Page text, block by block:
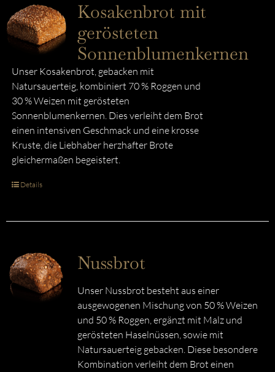
Kosakenbrot mit
gerösteten
Sonnenblumenkernen
Unser Kosakenbrot, gebacken mit
Natursauerteig, kombiniert 70 % Roggen und
30 % Weizen mit gerösteten
Sonnenblumenkernen. Dies verleiht dem Brot
einen intensiven Geschmack und eine krosse
Kruste, die Liebhaber herzhafter Brote
gleichermaßen begeistert.
Details
Nussbrot
Unser Nussbrot besteht aus einer
ausgewogenen Mischung von 50 % Weizen
und 50 % Roggen, ergänzt mit Malz und
gerösteten Haselnüssen, sowie mit
Natursauerteig gebacken. Diese besondere
Kombination verleiht dem Brot einen